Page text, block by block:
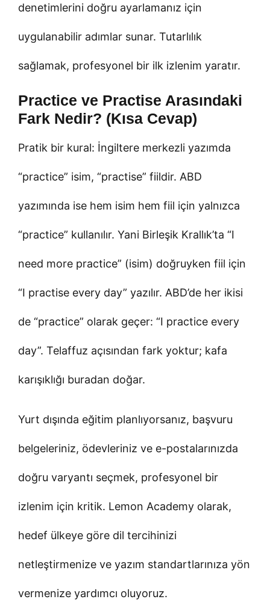
denetimlerini doğru ayarlamanız için
uygulanabilir adımlar sunar. Tutarlılık
sağlamak, profesyonel bir ilk izlenim yaratır.
Practice ve Practise Arasındaki
Fark Nedir? (Kısa Cevap)
Pratik bir kural: İngiltere merkezli yazımda
“practice” isim, “practise” fiildir. ABD
yazımında ise hem isim hem fiil için yalnızca
“practice” kullanılır. Yani Birleşik Krallık’ta “I
need more practice” (isim) doğruyken fiil için
“I practise every day” yazılır. ABD’de her ikisi
de “practice” olarak geçer: “I practice every
day”. Telaffuz açısından fark yoktur; kafa
karışıklığı buradan doğar.
Yurt dışında eğitim planlıyorsanız, başvuru
belgeleriniz, ödevleriniz ve e-postalarınızda
doğru varyantı seçmek, profesyonel bir
izlenim için kritik. Lemon Academy olarak,
hedef ülkeye göre dil tercihinizi
netleştirmenize ve yazım standartlarınıza yön
vermenize yardımcı oluyoruz.